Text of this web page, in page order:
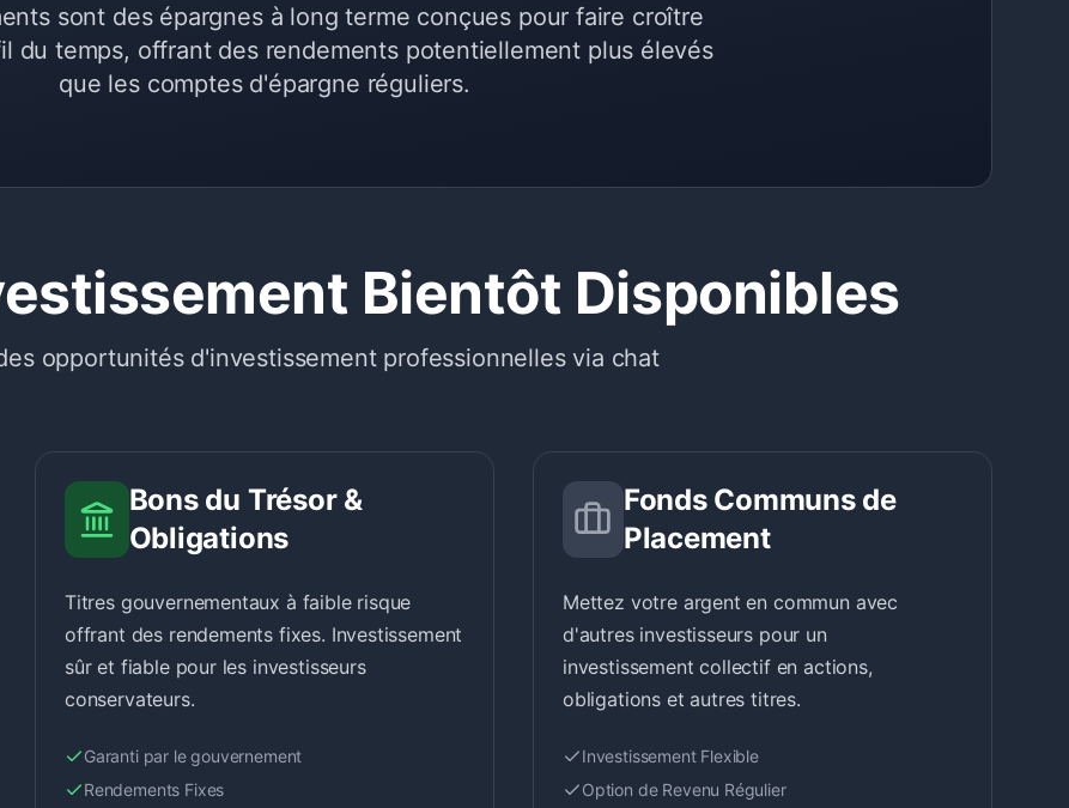
sont des épargnes à long terme conçues pour faire croître
du temps, offrant des rendements potentiellement plus élevés
que les comptes d'épargne réguliers.
Bientôt Disponibles
opportunités d'investissement professionnelles via chat
Bons du Trésor &
Obligations
Titres gouvernementaux à faible risque
offrant des rendements fixes. Investissement
sûr et fiable pour les investisseurs
conservateurs.
Garanti par le gouvernement
Rendements Fixes
Fonds Communs de
Placement
Mettez votre argent en commun avec
d'autres investisseurs pour un
investissement collectif en actions,
obligations et autres titres.
Investissement Flexible
Option de Revenu Régulier